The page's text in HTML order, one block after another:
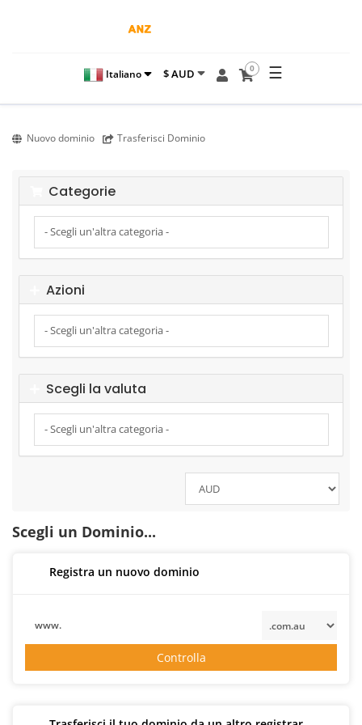
Italiano $ AUD 0 ☰
Nuovo dominio Trasferisci Dominio
Categorie
Azioni
Scegli la valuta
Scegli un Dominio...
Registra un nuovo dominio
www.
Controlla